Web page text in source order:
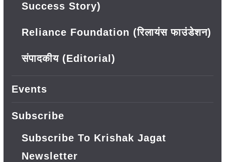
Success Story)
Reliance Foundation (रिलायंस फाउंडेशन)
संपादकीय (Editorial)
Events
Subscribe
Subscribe To Krishak Jagat
Newsletter